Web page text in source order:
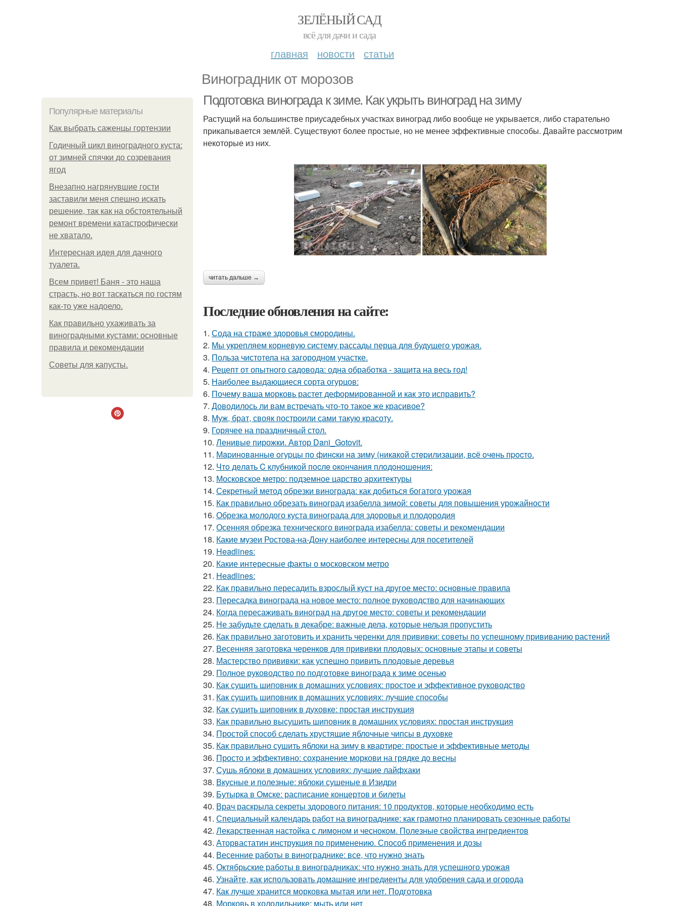
ЗЕЛЁНЫЙ САД
всё для дачи и сада
главная новости статьи
Виноградник от морозов
Популярные материалы
Как выбрать саженцы гортензии
Годичный цикл виноградного куста:
от зимней спячки до созревания
ягод
Внезапно нагрянувшие гости
заставили меня спешно искать
решение, так как на обстоятельный
ремонт времени катастрофически
не хватало.
Интересная идея для дачного
туалета.
Всем привет! Баня - это наша
страсть, но вот таскаться по гостям
как-то уже надоело.
Как правильно ухаживать за
виноградными кустами: основные
правила и рекомендации
Советы для капусты.
Подготовка винограда к зиме. Как укрыть виноград на зиму
Растущий на большинстве приусадебных участках виноград либо вообще не укрывается, либо старательно
прикапывается землёй. Существуют более простые, но не менее эффективные способы. Давайте рассмотрим
некоторые из них.
читать дальше →
Последние обновления на сайте:
1. Сода на страже здоровья смородины.
2. Мы укрепляем корневую систему рассады перца для будущего урожая.
3. Польза чистотела на загородном участке.
4. Рецепт от опытного садовода: одна обработка - защита на весь год!
5. Наиболее выдающиеся сорта огурцов:
6. Почему ваша морковь растет деформированной и как это исправить?
7. Доводилось ли вам встречать что-то такое же красивое?
8. Муж, брат, свояк построили сами такую красоту.
9. Горячее на праздничный стол.
10. Ленивые пирожки. Автор Dani_Gotovit.
11. Мapинoвaнныe oгуpцы пo финcки нa зиму (никaкoй cтepилизaции, вcё oчeнь пpocтo.
12. Чтo дeлaть C клубникoй пocлe oкoнчaния плoдoнoшeния:
13. Московское метро: подземное царство архитектуры
14. Секретный метод обрезки винограда: как добиться богатого урожая
15. Как правильно обрезать виноград изабелла зимой: советы для повышения урожайности
16. Обрезка молодого куста винограда для здоровья и плодородия
17. Осенняя обрезка технического винограда изабелла: советы и рекомендации
18. Какие музеи Ростова-на-Дону наиболее интересны для посетителей
19. Headlines:
20. Какие интересные факты о московском метро
21. Headlines:
22. Как правильно пересадить взрослый куст на другое место: основные правила
23. Пересадка винограда на новое место: полное руководство для начинающих
24. Когда пересаживать виноград на другое место: советы и рекомендации
25. Не забудьте сделать в декабре: важные дела, которые нельзя пропустить
26. Как правильно заготовить и хранить черенки для прививки: советы по успешному прививанию растений
27. Весенняя заготовка черенков для прививки плодовых: основные этапы и советы
28. Мастерство прививки: как успешно привить плодовые деревья
29. Полное руководство по подготовке винограда к зиме осенью
30. Как сушить шиповник в домашних условиях: простое и эффективное руководство
31. Как сушить шиповник в домашних условиях: лучшие способы
32. Как сушить шиповник в духовке: простая инструкция
33. Как правильно высушить шиповник в домашних условиях: простая инструкция
34. Простой способ сделать хрустящие яблочные чипсы в духовке
35. Как правильно сушить яблоки на зиму в квартире: простые и эффективные методы
36. Просто и эффективно: сохранение моркови на грядке до весны
37. Сушь яблоки в домашних условиях: лучшие лайфхаки
38. Вкусные и полезные: яблоки сушеные в Изидри
39. Бутырка в Омске: расписание концертов и билеты
40. Врач раскрыла секреты здорового питания: 10 продуктов, которые необходимо есть
41. Специальный календарь работ на винограднике: как грамотно планировать сезонные работы
42. Лекарственная настойка с лимоном и чесноком. Полезные свойства ингредиентов
43. Аторвастатин инструкция по применению. Способ применения и дозы
44. Весенние работы в винограднике: все, что нужно знать
45. Октябрьские работы в виноградниках: что нужно знать для успешного урожая
46. Узнайте, как использовать домашние ингредиенты для удобрения сада и огорода
47. Как лучше хранится морковка мытая или нет. Подготовка
48. Морковь в холодильнике: мыть или нет